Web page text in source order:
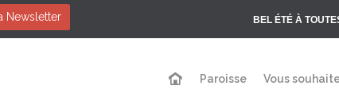
Newsletter BEL ÉTÉ À
Paroisse Vous